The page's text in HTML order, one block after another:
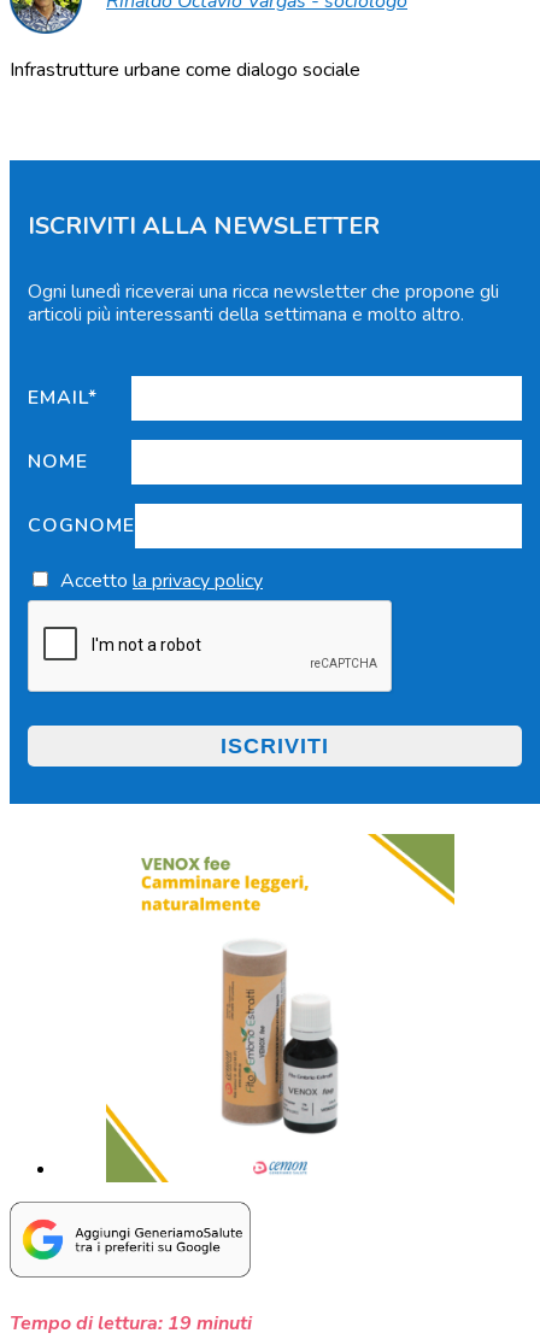
Infrastrutture urbane come dialogo sociale
ISCRIVITI ALLA NEWSLETTER
Ogni lunedì riceverai una ricca newsletter che propone gli
articoli più interessanti della settimana e molto altro.
EMAIL*
NOME
COGNOME
Accetto la privacy policy
Tempo di lettura: 19 minuti